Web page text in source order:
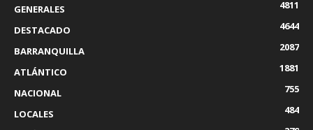
GENERALES
4811
DESTACADO
4644
BARRANQUILLA
2087
ATLÁNTICO
1881
NACIONAL
755
LOCALES
484